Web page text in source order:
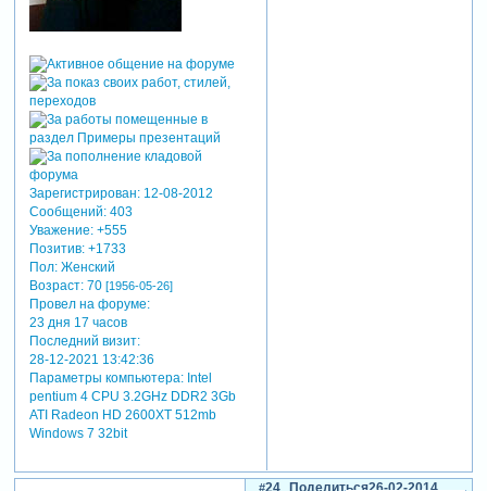
Зарегистрирован: 12-08-2012
Сообщений:403
Уважение: +555
Позитив: +1733
Пол:Женский
Возраст:70 [1956-05-26]
Провел на форуме:
23 дня 17 часов
Последний визит:
28-12-2021 13:42:36
Параметры компьютера:Intel
pentium 4 CPU 3.2GHz DDR2 3Gb
ATI Radeon HD 2600XT 512mb
Windows 7 32bit
Поделиться
24 26-02-2014